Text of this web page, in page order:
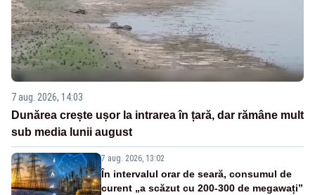
7 aug. 2026, 14:03
Dunărea crește ușor la intrarea în țară, dar rămâne mult
sub media lunii august
7 aug. 2026, 13:02
În intervalul orar de seară, consumul de
curent „a scăzut cu 200-300 de megawați”